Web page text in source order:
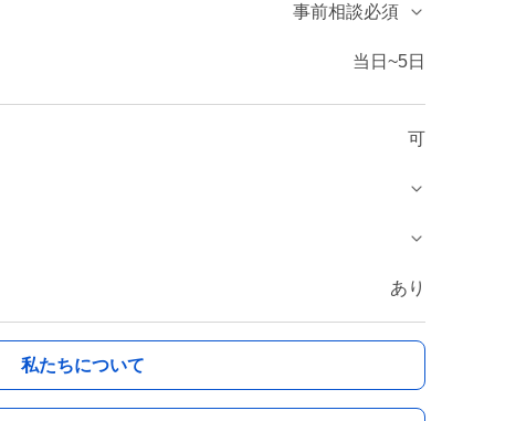
事前相談必須
当日~5日
可
あり
私たちについて